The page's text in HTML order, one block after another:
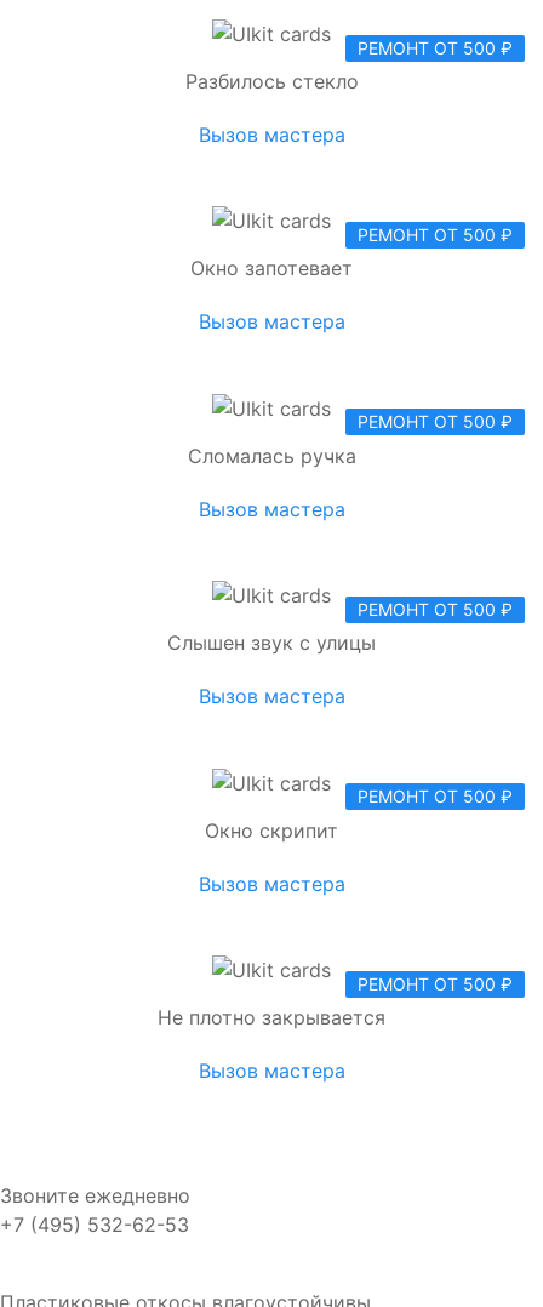
РЕМОНТ ОТ 500 ₽
Разбилось стекло
Вызов мастера
РЕМОНТ ОТ 500 ₽
Окно запотевает
Вызов мастера
РЕМОНТ ОТ 500 ₽
Сломалась ручка
Вызов мастера
РЕМОНТ ОТ 500 ₽
Слышен звук с улицы
Вызов мастера
РЕМОНТ ОТ 500 ₽
Окно скрипит
Вызов мастера
РЕМОНТ ОТ 500 ₽
Не плотно закрывается
Вызов мастера
Звоните ежедневно
+7 (495) 532-62-53